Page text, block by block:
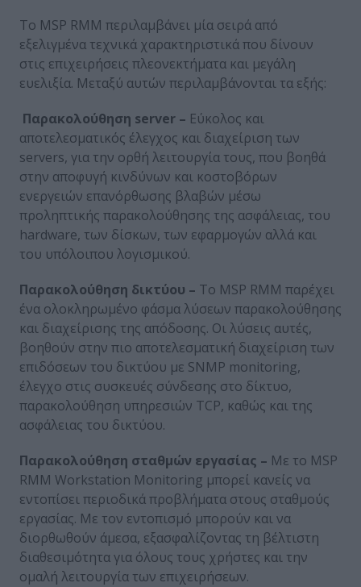
Το MSP RMM περιλαμβάνει μία σειρά από
εξελιγμένα τεχνικά χαρακτηριστικά που δίνουν
στις επιχειρήσεις πλεονεκτήματα και μεγάλη
ευελιξία. Μεταξύ αυτών περιλαμβάνονται τα εξής:
Παρακολούθηση server – Εύκολος και
αποτελεσματικός έλεγχος και διαχείριση των
servers, για την ορθή λειτουργία τους, που βοηθά
στην αποφυγή κινδύνων και κοστοβόρων
ενεργειών επανόρθωσης βλαβών μέσω
προληπτικής παρακολούθησης της ασφάλειας, του
hardware, των δίσκων, των εφαρμογών αλλά και
του υπόλοιπου λογισμικού.
Παρακολούθηση δικτύου – Το MSP RMM παρέχει
ένα ολοκληρωμένο φάσμα λύσεων παρακολούθησης
και διαχείρισης της απόδοσης. Οι λύσεις αυτές,
βοηθούν στην πιο αποτελεσματική διαχείριση των
επιδόσεων του δικτύου με SNMP monitoring,
έλεγχο στις συσκευές σύνδεσης στο δίκτυο,
παρακολούθηση υπηρεσιών TCP, καθώς και της
ασφάλειας του δικτύου.
Παρακολούθηση σταθμών εργασίας – Με το MSP
RMM Workstation Monitoring μπορεί κανείς να
εντοπίσει περιοδικά προβλήματα στους σταθμούς
εργασίας. Με τον εντοπισμό μπορούν και να
διορθωθούν άμεσα, εξασφαλίζοντας τη βέλτιστη
διαθεσιμότητα για όλους τους χρήστες και την
ομαλή λειτουργία των επιχειρήσεων.